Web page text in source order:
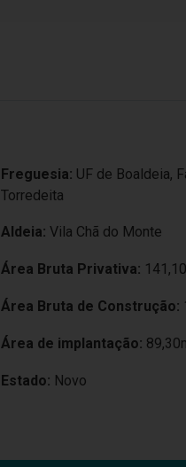
Freguesia: UF de Boaldeia,
Torredeita
Aldeia:Vila Chã do Monte
Área Bruta Privativa:
Área Bruta de Construção:
Área de implantação:
Estado: Novo